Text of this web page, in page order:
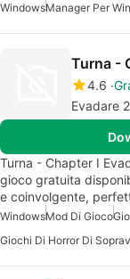
WindowsManager Per
Turna -
4.6
Evadare
Turna - Chapter I
gioco gratuita
e coinvolgente,
WindowsMod Di Gioco